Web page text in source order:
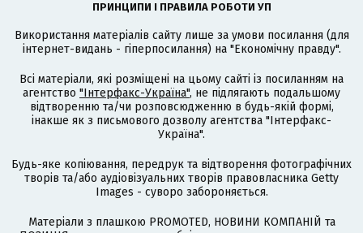
ПРИНЦИПИ І ПРАВИЛА РОБОТИ УП
Використання матеріалів сайту лише за умови посилання (для
інтернет-видань - гіперпосилання) на "Економічну правду".
Всі матеріали, які розміщені на цьому сайті із посиланням на
агентство "Інтерфакс-Україна", не підлягають подальшому
відтворенню та/чи розповсюдженню в будь-якій формі,
інакше як з письмового дозволу агентства "Інтерфакс-
Україна".
Будь-яке копіювання, передрук та відтворення фотографічних
творів та/або аудіовізуальних творів правовласника Getty
Images - суворо забороняється.
Матеріали з плашкою PROMOTED, НОВИНИ КОМПАНІЙ та